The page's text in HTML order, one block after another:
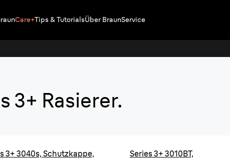
Care+Tips & TutorialsÜber BraunService
3+ Rasierer.
3+ 3040s, Schutzkappe,
Series 3+ 3010BT,